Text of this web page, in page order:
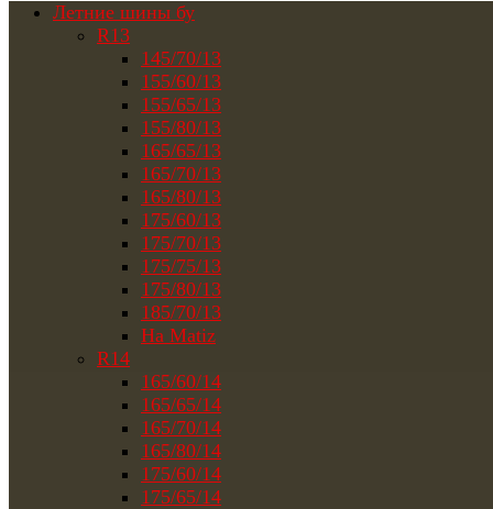
Летние шины бу
R13
145/70/13
155/60/13
155/65/13
155/80/13
165/65/13
165/70/13
165/80/13
175/60/13
175/70/13
175/75/13
175/80/13
185/70/13
На Matiz
R14
165/60/14
165/65/14
165/70/14
165/80/14
175/60/14
175/65/14